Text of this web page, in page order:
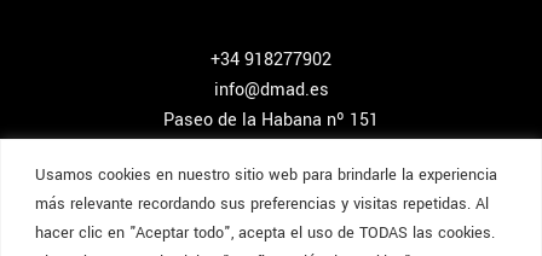
Usamos cookies en nuestro sitio web para brindarle la experiencia
más relevante recordando sus preferencias y visitas repetidas. Al
hacer clic en "Aceptar todo", acepta el uso de TODAS las cookies.
+34 918277902
info@dmad.es
Paseo de la Habana nº 151